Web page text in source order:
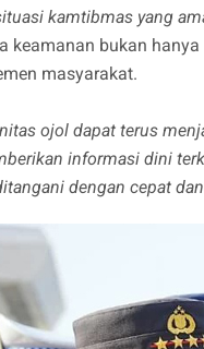
kamtibmas yang
keamanan bukan
masyarakat.
ojol dapat terus
informasi dini
dengan cepat